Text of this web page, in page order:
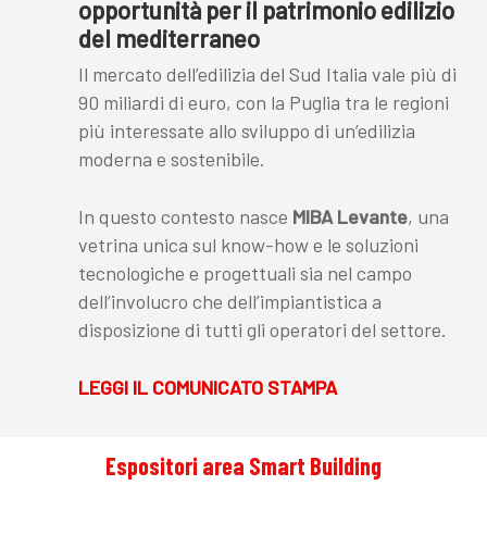
opportunità per il patrimonio edilizio
del mediterraneo
Il mercato dell’edilizia del Sud Italia vale più di
90 miliardi di euro, con la Puglia tra le regioni
più interessate allo sviluppo di un’edilizia
moderna e sostenibile.
In questo contesto nasce MIBA Levante, una
vetrina unica sul know-how e le soluzioni
tecnologiche e progettuali sia nel campo
dell’involucro che dell’impiantistica a
disposizione di tutti gli operatori del settore.
LEGGI IL COMUNICATO STAMPA
Espositoriarea Smart Building